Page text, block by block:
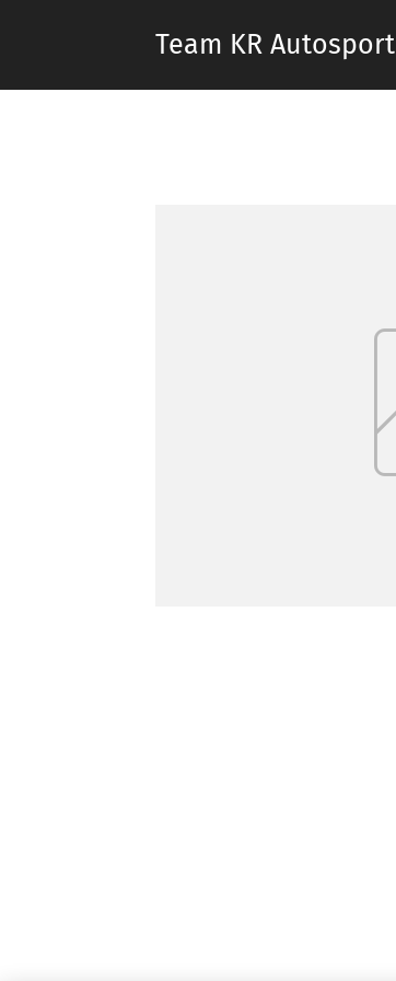
Team KR Autosport